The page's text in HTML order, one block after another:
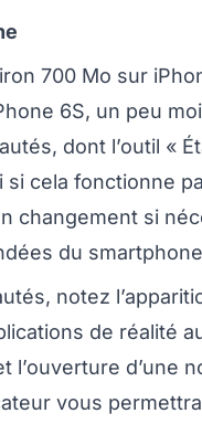
700 Mo sur
6S, un peu
dont l’outil «
cela fonctionne
changement si
du
notez
de réalité
l’ouverture d’une
vous